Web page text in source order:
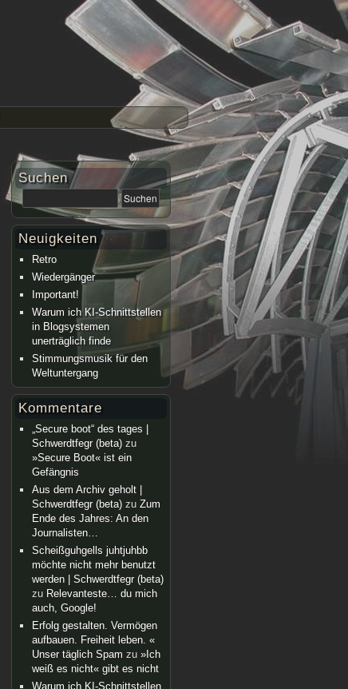
Suchen
Neuigkeiten
Retro
Wiedergänger
Important!
Warum ich KI-Schnittstellen
in Blogsystemen
unerträglich finde
Stimmungsmusik für den
Weltuntergang
Kommentare
„Secure boot“ des tages |
Schwerdtfegr (beta)zu
»Secure Boot« ist ein
Gefängnis
Aus dem Archiv geholt |
Schwerdtfegr (beta)zu Zum
Ende des Jahres: An den
Journalisten…
Scheißguhgells juhtjuhbb
möchte nicht mehr benutzt
werden | Schwerdtfegr (beta)
zu Relevanteste… du mich
auch, Google!
Erfolg gestalten. Vermögen
aufbauen. Freiheit leben. «
Unser täglich Spam zu »Ich
weiß es nicht« gibt es nicht
Warum ich KI-Schnittstellen